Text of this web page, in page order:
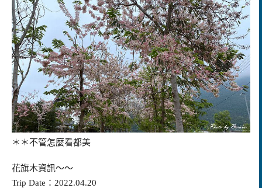
＊＊不管怎麼看都美
花旗木資訊～～
Trip Date：2022.04.20